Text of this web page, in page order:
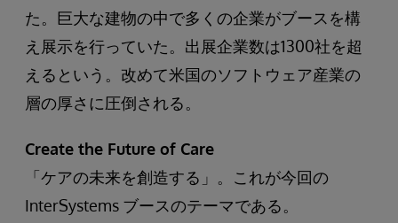
た。巨大な建物の中で多くの企業がブースを構
え展示を行っていた。出展企業数は1300社を超
えるという。改めて米国のソフトウェア産業の
層の厚さに圧倒される。
Create the Future of Care
「ケアの未来を創造する」。これが今回の
InterSystems ブースのテーマである。